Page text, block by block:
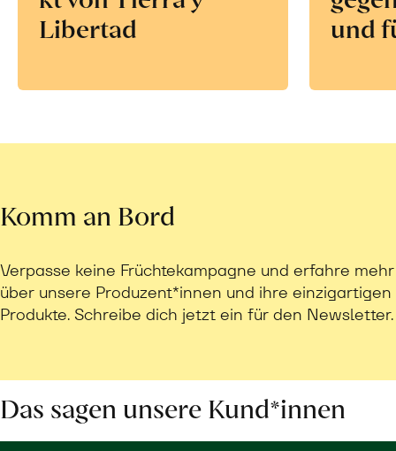
Libertad
und
Komm an Bord
Verpasse keine Früchtekampagne und erfahre mehr
über unsere Produzent*innen und ihre einzigartigen
Produkte. Schreibe dich jetzt ein für den Newsletter.
Das sagen unsere Kund*innen